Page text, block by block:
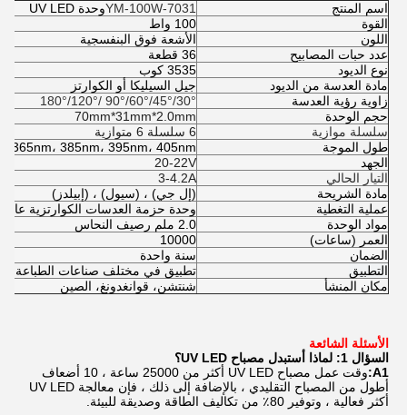
اسم المنتج YM-100W-7031وحدة UV LED
القوة
100 واط
اللون
الأشعة فوق البنفسجية
عدد حبات المصابيح
36 قطعة
نوع الديود
3535 كوب
مادة العدسة من الديود
جيل السيليكا أو الكوارتز
زاوية رؤية العدسة
30°/45°/60°/90° /120°/180°
حجم الوحدة
70mm*31mm*2.0mm
سلسلة موازية
6 سلسلة 6 متوازية
طول الموجة
365nm، 385nm، 395nm، 405nm
الجهد
20-22V
التيار الحالي
3-4.2A
مادة الشريحة
(إل جي) ، (سيول) ، (إبيلدز)
عملية التغطية
وحدة حزمة العدسات الكوارتزية
مواد الوحدة
2.0 ملم رصيف النحاس
العمر (ساعات)
10000
الضمان
سنة واحدة
التطبيق
تطبيق في مختلف صناعات الطباعة
مكان المنشأ
شنتشن، قوانغدونغ، الصين
الأسئلة الشائعة
السؤال 1: لماذا أستبدل مصباح UV LED؟
A1:
وقت عمل مصباح UV LED أكثر من 25000 ساعة ، 10 أضعاف
أطول من المصباح التقليدي ، بالإضافة إلى ذلك ، فإن معالجة UV LED
أكثر فعالية ، وتوفير 80٪ من تكاليف الطاقة وصديقة للبيئة.